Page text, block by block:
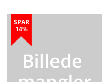
SPAR
14%